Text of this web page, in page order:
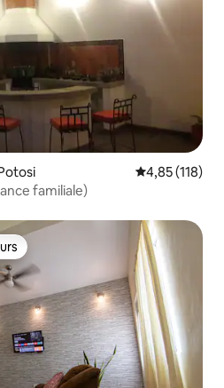
Évaluation
4,85 (118)
familiale)
les plus appréciés